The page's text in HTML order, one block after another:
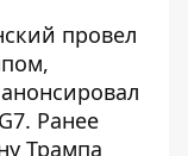
провел
Ранее
Трампа